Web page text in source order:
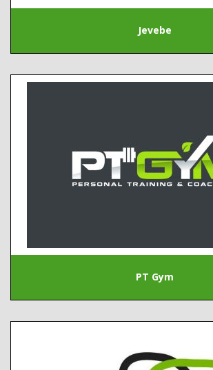
Jevebe
PT Gym